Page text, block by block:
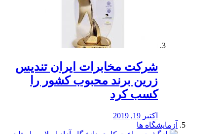
شرکت مخابرات ایران تندیس
زرین برند محبوب کشور را
کسب کرد
اکتبر 19, 2019
آزمایشگاه ها